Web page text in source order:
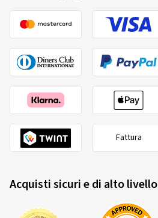
Fattura
Acquisti sicuri e di alto livello